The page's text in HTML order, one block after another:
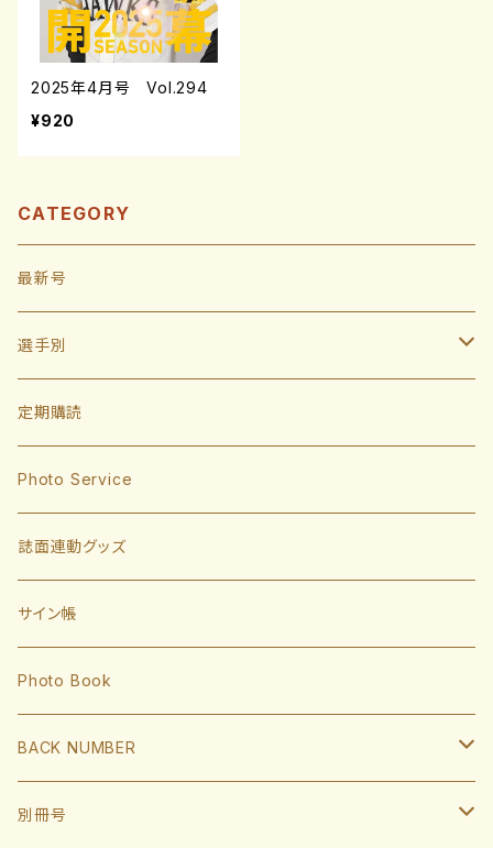
2025年4月号 Vol.294
¥920
CATEGORY
最新号
選手別
投手
東浜巨
有原航平
捕手
甲斐拓也
海野隆司
内野手
川瀬晃
山川穂高
外野手
近藤健介
中村晃
監督・コーチ
小久保裕紀監督
斉藤和巳
定期購読
Photo Service
誌面連動グッズ
サイン帳
Photo Book
BACK NUMBER
2022
別冊号